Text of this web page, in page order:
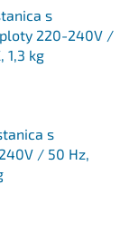
s
220-240V /
1,3 kg
s
/ 50 Hz,